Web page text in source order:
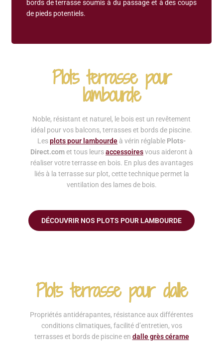
bords de terrasse soumis à du passage et à des coups
de pieds potentiels.
Plots terrasse pour
lambourde
Noble, résistant et naturel, le bois est un revêtement
idéal pour vos balcons, terrasses et bords de piscine.
Lesplots pour lambourde à vérin réglable Plots-
Direct.comet tous leursaccessoiresvous aideront à
réaliser votre terrasse en bois. En plus des avantages
liés à la terrasse sur plot, cette technique permet la
ventilation des lames de bois.
DÉCOUVRIR NOS PLOTS POUR LAMBOURDE
Plots terrasse pour dalle
Propriétés antidérapantes, résistance aux différentes
conditions climatiques, facilité d’entretien, vos
terrasses et bords de piscine en dalle grès cérame